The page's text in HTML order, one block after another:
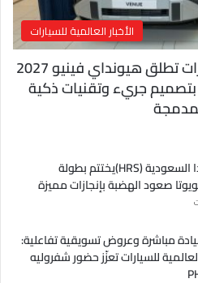
الأخبار العالمية للسيارات
محمد يوسف ناغي للسيارات تطلق هيونداي فينيو 2027
بتصميم جريء وتقنيات ذكية
فريق هوندا السعودية (HRS)يختتم بطولة
صعود الهضبة بإنجازات مميزة
مباشرة وعروض تسويقية تفاعلية:
للسيارات تعزّز حضور شفروليه